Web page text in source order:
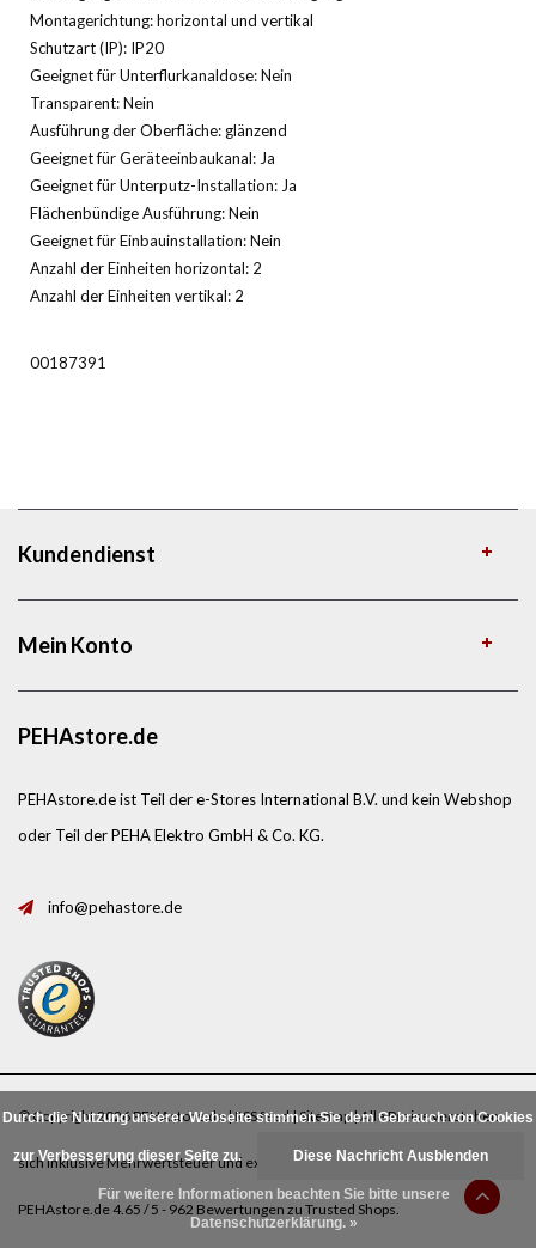
Montagerichtung: horizontal und vertikal
Schutzart (IP): IP20
Geeignet für Unterflurkanaldose: Nein
Transparent: Nein
Ausführung der Oberfläche: glänzend
Geeignet für Geräteeinbaukanal: Ja
Geeignet für Unterputz-Installation: Ja
Flächenbündige Ausführung: Nein
Geeignet für Einbauinstallation: Nein
Anzahl der Einheiten horizontal: 2
Anzahl der Einheiten vertikal: 2
00187391
Kundendienst
Mein Konto
PEHAstore.de
PEHAstore.de ist Teil der e-Stores International B.V. und kein Webshop
oder Teil der PEHA Elektro GmbH & Co. KG.
info@pehastore.de
© Copyright 2026 PEHAstore.de |RSS feed|Sitemap| Alle Preise verstehen
sich inklusive Mehrwertsteuer und exklusivePorto.
PEHAstore.de4.65 /5 - 962 Bewertungen zu Trusted Shops
Durch die Nutzung unserer Webseite stimmen Sie dem Gebrauch von Cookies
zur Verbesserung dieser Seite zu. Diese Nachricht Ausblenden
Für weitere Informationen beachten Sie bitte unsere
Datenschutzerklärung. »